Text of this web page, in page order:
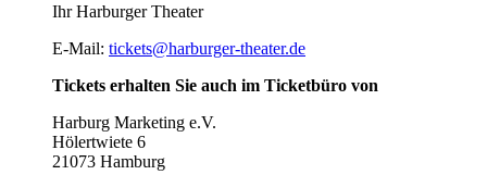
Ihr Harburger Theater
E-Mail: tickets@harburger-theater.de
Tickets erhalten Sie auch im Ticketbüro von
Harburg Marketing e.V.
Hölertwiete 6
21073 Hamburg